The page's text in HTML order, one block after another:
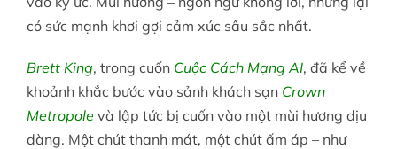
có sức mạnh khơi gợi cảm xúc sâu sắc nhất.
Brett King, trong cuốn Cuộc Cách Mạng AI, đã kể về
khoảnh khắc bước vào sảnh khách sạn Crown
Metropole và lập tức bị cuốn vào một mùi hương dịu
dàng. Một chút thanh mát, một chút ấm áp – như